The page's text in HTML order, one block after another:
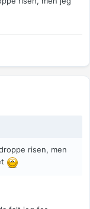
risen, men